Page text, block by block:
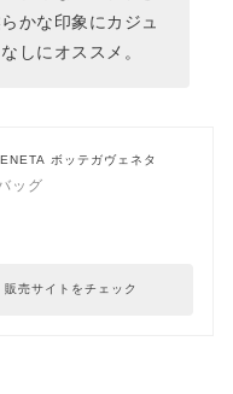
かな印象にカジュ
しにオススメ。
ボッテガヴェネタ
ッグ
販売サイトをチェック